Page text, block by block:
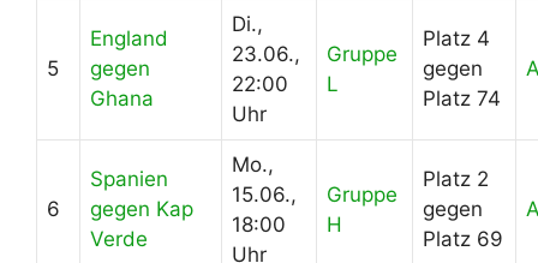
5
England
gegen
Ghana
Di.,
23.06.,
22:00
Uhr
Gruppe
L
Platz 4
gegen
Platz 74
6
Spanien
gegen Kap
Verde
Mo.,
15.06.,
18:00
Uhr
Gruppe
H
Platz 2
gegen
Platz 69